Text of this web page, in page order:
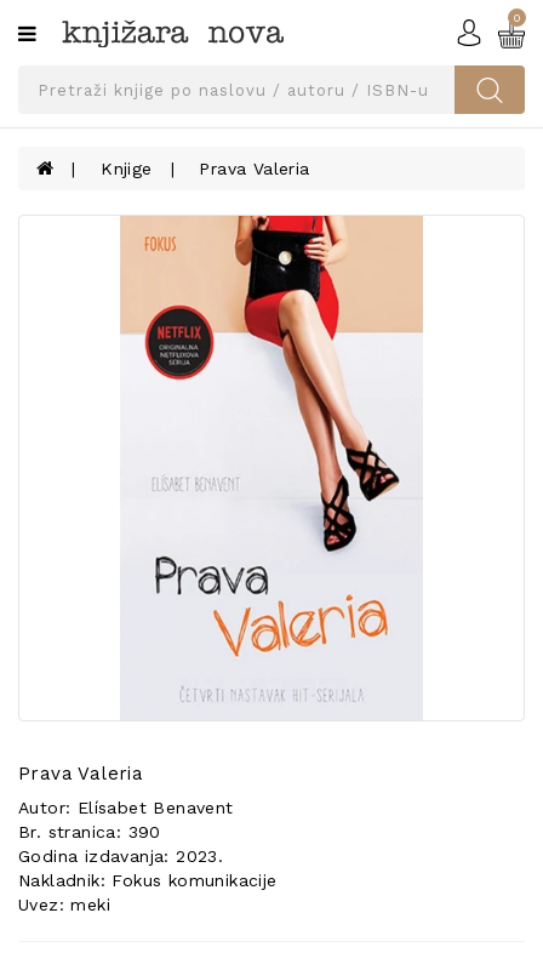
Kategorije
SVEUČILIŠNA
UDŽBENICI
KNJIGE
0
Knjige Prava Valeria
Prava Valeria
Autor: Elísabet Benavent
Br. stranica: 390
Godina izdavanja: 2023.
Nakladnik: Fokus komunikacije
Uvez: meki